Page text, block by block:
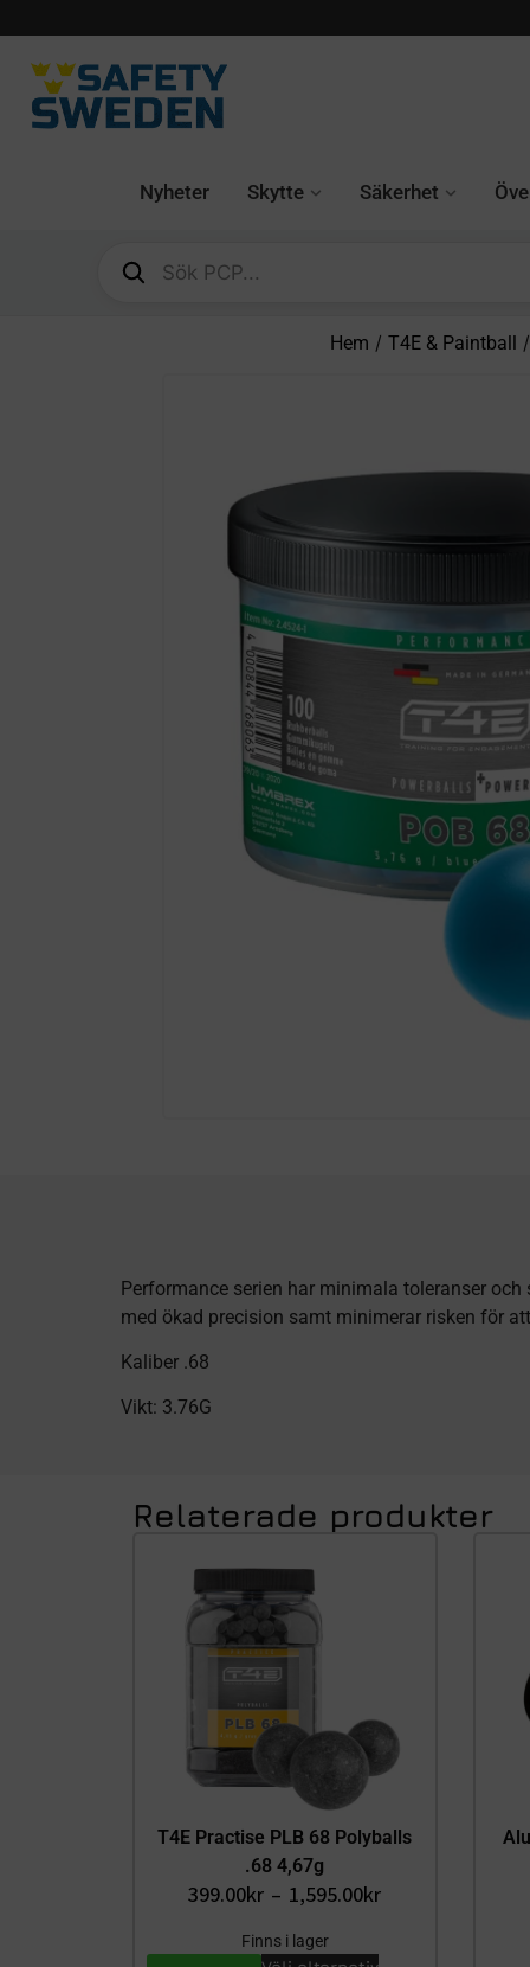
Nyheter Skytte Säkerhet
Hem / T4E & Paintball /
Performance serien har minimala toleranser
med ökad precision samt minimerar risken för
Kaliber .68
Vikt: 3.76G
Relaterade produkter
T4E Practise PLB 68 Polyballs
.68 4,67g
399.00kr – 1,595.00kr
Finns i lager